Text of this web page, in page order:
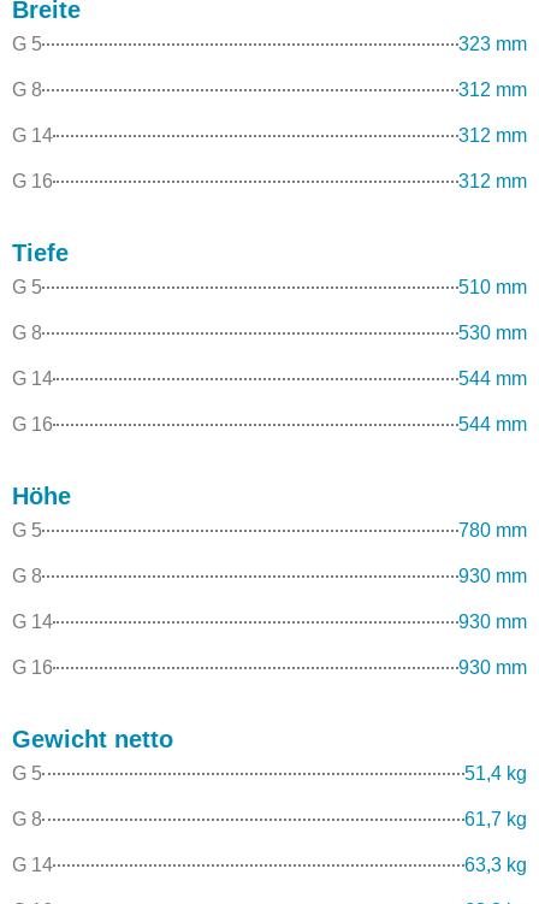
Breite
G 5 323 mm
G 8 312 mm
G 14 312 mm
G 16 312 mm
Tiefe
G 5 510 mm
G 8 530 mm
G 14 544 mm
G 16 544 mm
Höhe
G 5 780 mm
G 8 930 mm
G 14 930 mm
G 16 930 mm
Gewicht netto
G 5 51,4 kg
G 8 61,7 kg
G 14 63,3 kg